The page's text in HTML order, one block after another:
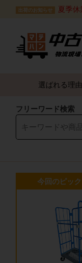
出荷のお知らせ 夏季
選ばれる理由
フリーワード検索
今回のピッ